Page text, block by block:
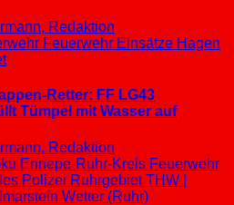
Redaktion
Feuerwehr Einsätze Hagen
Retter: FF LG43
Tümpel mit Wasser auf
Redaktion
Ennepe-Ruhr-Kreis Feuerwehr
Polizei RuhrgebietTHW |
Wetter (Ruhr)